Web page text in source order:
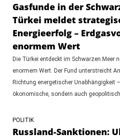
Gasfunde in der
Türkei meldet
Energieerfolg –
enormem Wert
Die Türkei entdeckt im Schwarzen Meer
enormem Wert. Der Fund unterstreicht
Richtung energetischer Unabhängigkeit
ökonomische, sondern auch
POLITIK
Russland-Sanktionen: